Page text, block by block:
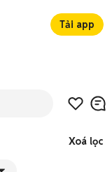
Tải app
Xoá lọc